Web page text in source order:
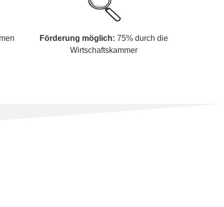
Förderung mög­lich: 75% durch die
Wirtschaftskammer